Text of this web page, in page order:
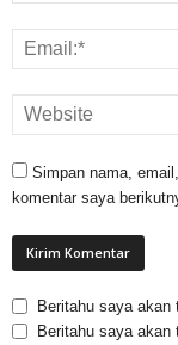
Simpan nama,
komentar saya
Beritahu saya akan
Beritahu saya akan